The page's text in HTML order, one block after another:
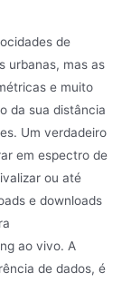
de
urbanas, mas as
e muito
da sua distância
Um verdadeiro
em espectro de
ou até
e downloads
ao vivo. A
de dados, é